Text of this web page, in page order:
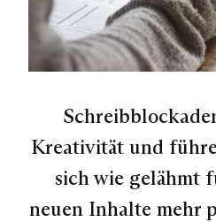
Kreativität und
sich wie gelähmt
neuen Inhalte mehr